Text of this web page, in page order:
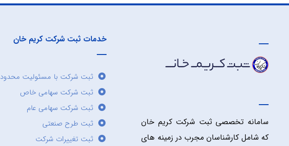
سامانه تخصصی ثبت شرکت کریم خان
که شامل کارشناسان مجرب در زمینه های
خدمات ثبت شرکت کریم خان
ثبت شرکت با مسئولیت محدود
ثبت شرکت سهامی خاص
ثبت شرکت سهامی عام
ثبت طرح صنعتی
ثبت تغییرات شرکت